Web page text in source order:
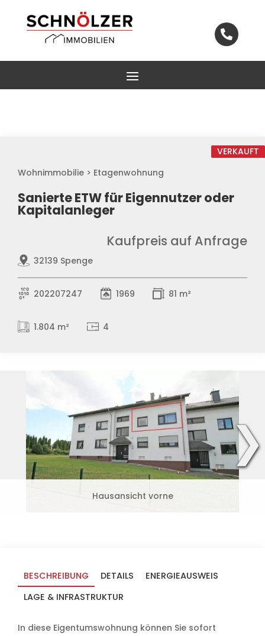

Wohnimmobilie > Etagenwohnung
VERKAUFT
Sanierte ETW für Eigennutzer oder
Kapitalanleger
32139 Spenge
Kaufpreis auf Anfrage
202207247 1969 81 m²
1.804 m² 4
Hausansicht vorne
❯
BESCHREIBUNG DETAILS
ENERGIEAUSWEIS
LAGE & INFRASTRUKTUR
In diese Eigentumswohnung können Sie sofort